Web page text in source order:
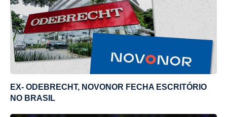
EX- ODEBRECHT, NOVONOR FECHA ESCRITÓRIO
NO BRASIL